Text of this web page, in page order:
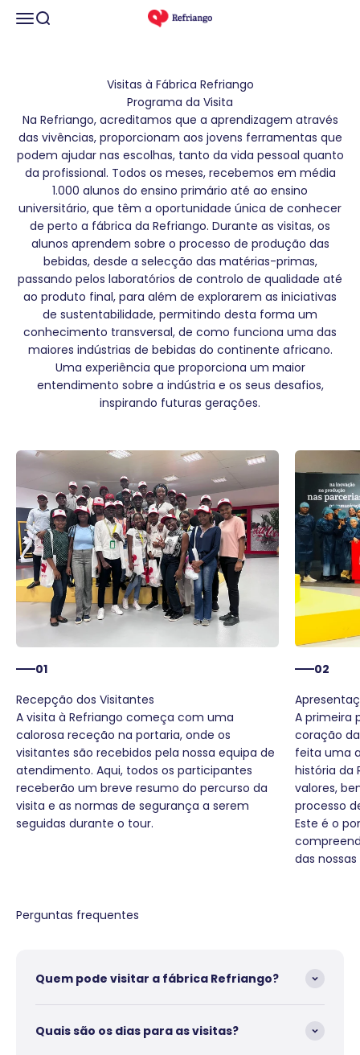
Pular para o conteúdo
Abrir menu de navegação
Abrir pesquisa refriango
Visitas à Fábrica Refriango
Programa da Visita
Na Refriango, acreditamos que a aprendizagem através
das vivências, proporcionam aos jovens ferramentas que
podem ajudar nas escolhas, tanto da vida pessoal quanto
da profissional. Todos os meses, recebemos em média
1.000 alunos do ensino primário até ao ensino
universitário, que têm a oportunidade única de conhecer
de perto a fábrica da Refriango. Durante as visitas, os
alunos aprendem sobre o processo de produção das
bebidas, desde a selecção das matérias-primas,
passando pelos laboratórios de controlo de qualidade até
ao produto final, para além de explorarem as iniciativas
de sustentabilidade, permitindo desta forma um
conhecimento transversal, de como funciona uma das
maiores indústrias de bebidas do continente africano.
Uma experiência que proporciona um maior
entendimento sobre a indústria e os seus desafios,
inspirando futuras gerações.
01
A visita à Refriango começa com uma
calorosa receção na portaria, onde os
visitantes são recebidos pela nossa equipa de
atendimento. Aqui, todos os participantes
receberão um breve resumo do percurso da
visita e as normas de segurança a serem
seguidas durante o tour.
02
A primeira
coração
feita uma
história da
valores,
processo
Este é o
das
Perguntas frequentes
Quem pode visitar a fábrica Refriango?
Quais são os dias para as visitas?